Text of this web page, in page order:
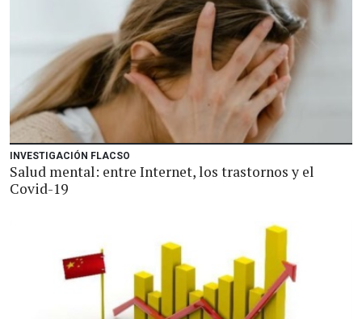
INVESTIGACIÓN FLACSO
Salud mental: entre Internet, los trastornos y el
Covid-19